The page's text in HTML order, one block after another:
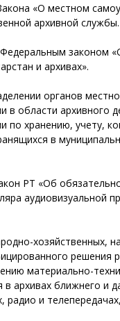
«О местном
архивной
законом
и архивах».
органов
в области архивного
по хранению, учету,
в
РТ «Об
аудиовизуальной
хозяйственных,
материально-
в архивах ближнего и
радио и